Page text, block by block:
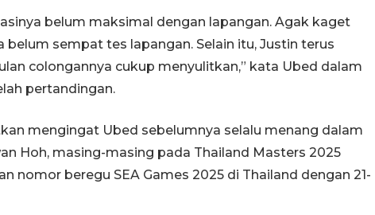
belum maksimal dengan lapangan. Agak kaget
belum sempat tes lapangan. Selain itu, Justin terus
colongannya cukup menyulitkan,” kata Ubed dalam
pertandingan.
mengingat Ubed sebelumnya selalu menang dalam
Hoh, masing-masing pada Thailand Masters 2025
nomor beregu SEA Games 2025 di Thailand dengan 21-